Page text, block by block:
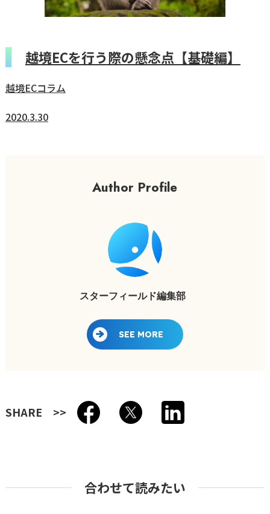
越境ECを行う際の懸念点【基礎編】
越境ECコラム
2020.3.30
Author Profile
スターフィールド編集部
SEE MORE
SHARE
合わせて読みたい